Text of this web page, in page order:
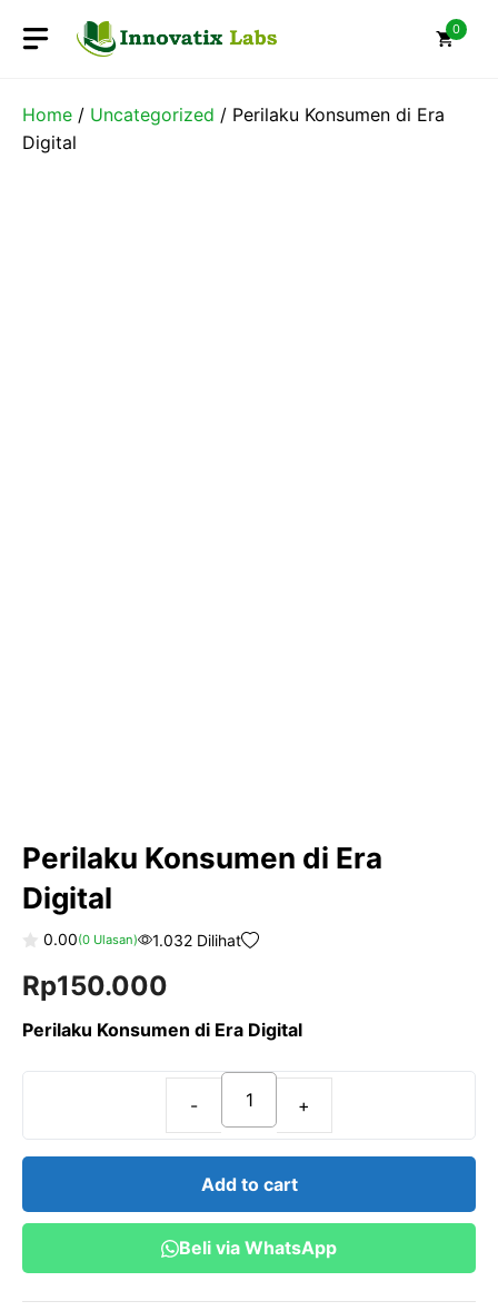
0
Home / Uncategorized / Perilaku Konsumen di Era
Digital
Perilaku Konsumen di Era
Digital
o
u
o
f
0.00(0Ulasan) 1.032 Dilihat
Rp150.000
Perilaku Konsumen di Era Digital
Perilaku
Konsumen
Digital
quantity
Add to cart
Beli via WhatsApp